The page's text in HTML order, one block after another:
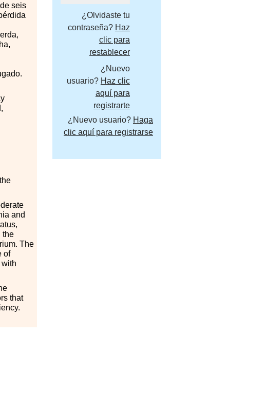
seis
and
the
The
of
that
¿Olvidaste tu
contraseña? Haz
clic para
restablecer
¿Nuevo
usuario? Haz clic
aquí para
registrarte
¿Nuevo usuario? Haga
clic aquí para registrarse